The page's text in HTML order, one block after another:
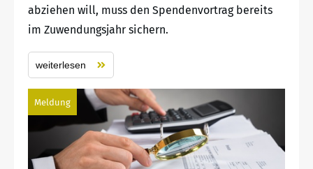
abziehen will, muss den Spendenvortrag bereits
im Zuwendungsjahr sichern.
weiterlesen
Meldung